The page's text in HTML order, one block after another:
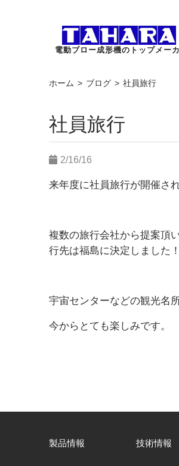
電動ブロー成形機のトップメー
ホーム ブログ 社員旅行
社員旅行
2/16/16
来年度に社員旅行が開催さ
複数の旅行会社から提案頂
行先は福島に決定しました！
宇宙センターなどの観光名
今からとても楽しみです。
製品情報 技術情報